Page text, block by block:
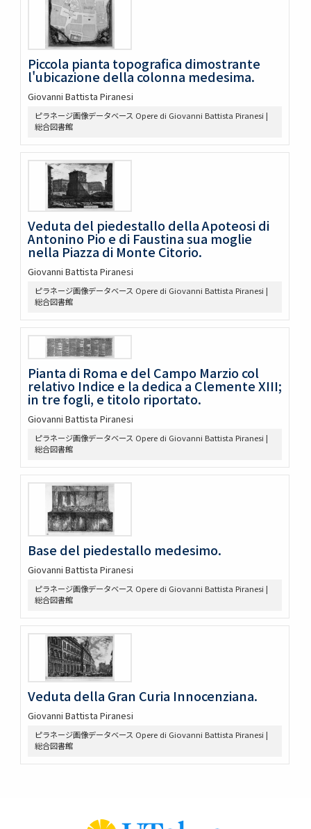
Piccola pianta topografica dimostrante
l'ubicazione della colonna medesima.
Giovanni Battista Piranesi
ピラネージ画像データベース Opere di Giovanni Battista Piranesi |
総合図書館
Veduta del piedestallo della Apoteosi di
Antonino Pio e di Faustina sua moglie
nella Piazza di Monte Citorio.
Giovanni Battista Piranesi
ピラネージ画像データベース Opere di Giovanni Battista Piranesi |
総合図書館
Pianta di Roma e del Campo Marzio col
relativo Indice e la dedica a Clemente XIII;
in tre fogli, e titolo riportato.
Giovanni Battista Piranesi
ピラネージ画像データベース Opere di Giovanni Battista Piranesi |
総合図書館
Base del piedestallo medesimo.
Giovanni Battista Piranesi
ピラネージ画像データベース Opere di Giovanni Battista Piranesi |
総合図書館
Veduta della Gran Curia Innocenziana.
Giovanni Battista Piranesi
ピラネージ画像データベース Opere di Giovanni Battista Piranesi |
総合図書館